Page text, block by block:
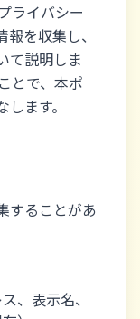
ライバシー
を収集し、
て説明しま
とで、本ポ
ます。
することがあ
、表示名、